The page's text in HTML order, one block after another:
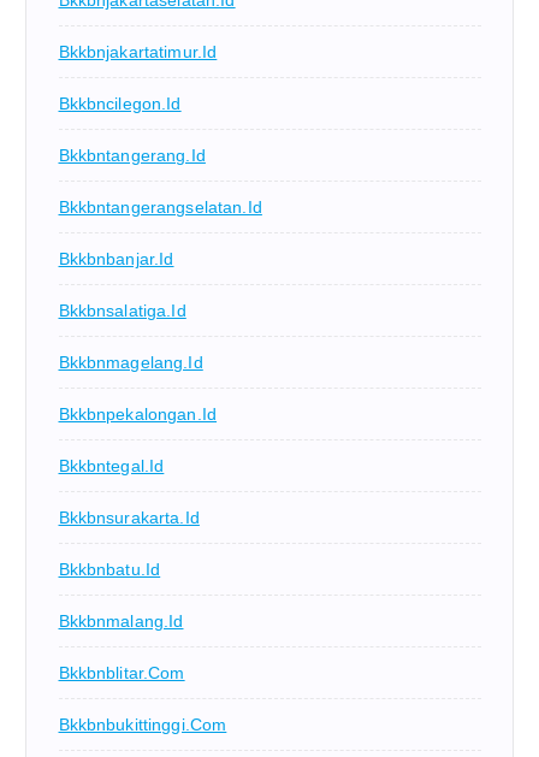
Bkkbnjakartatimur.id
Bkkbncilegon.id
Bkkbntangerang.id
Bkkbntangerangselatan.id
Bkkbnbanjar.id
Bkkbnsalatiga.id
Bkkbnmagelang.id
Bkkbnpekalongan.id
Bkkbntegal.id
Bkkbnsurakarta.id
Bkkbnbatu.id
Bkkbnmalang.id
Bkkbnblitar.com
Bkkbnbukittinggi.com